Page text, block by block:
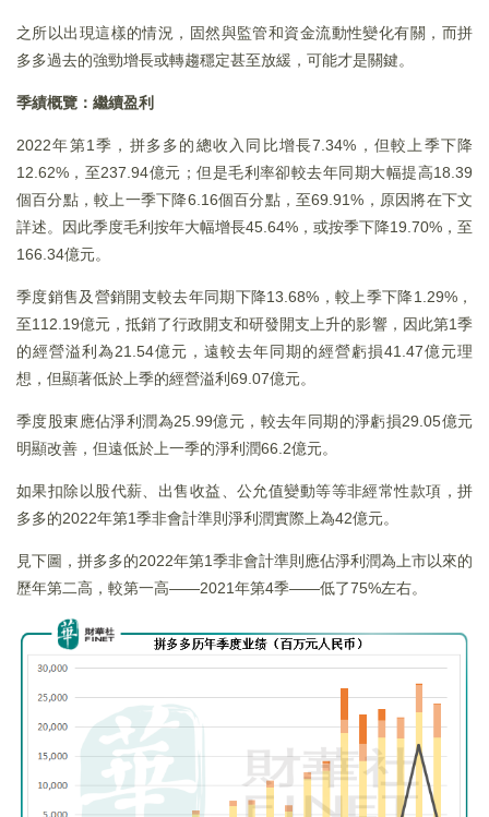
之所以出現這樣的情況，固然與監管和資金流動性變化有關，而拼
多多過去的強勁增長或轉趨穩定甚至放緩，可能才是關鍵。
季績概覽：繼續盈利
2022年第1季，拼多多的總收入同比增長7.34%，但較上季下降
12.62%，至237.94億元；但是毛利率卻較去年同期大幅提高18.39
個百分點，較上一季下降6.16個百分點，至69.91%，原因將在下文
詳述。因此季度毛利按年大幅增長45.64%，或按季下降19.70%，至
166.34億元。
季度銷售及營銷開支較去年同期下降13.68%，較上季下降1.29%，
至112.19億元，抵銷了行政開支和研發開支上升的影響，因此第1季
的經營溢利為21.54億元，遠較去年同期的經營虧損41.47億元理
想，但顯著低於上季的經營溢利69.07億元。
季度股東應佔淨利潤為25.99億元，較去年同期的淨虧損29.05億元
明顯改善，但遠低於上一季的淨利潤66.2億元。
如果扣除以股代薪、出售收益、公允值變動等等非經常性款項，拼
多多的2022年第1季非會計準則淨利潤實際上為42億元。
見下圖，拼多多的2022年第1季非會計準則應佔淨利潤為上市以來的
歷年第二高，較第一高——2021年第4季——低了75%左右。